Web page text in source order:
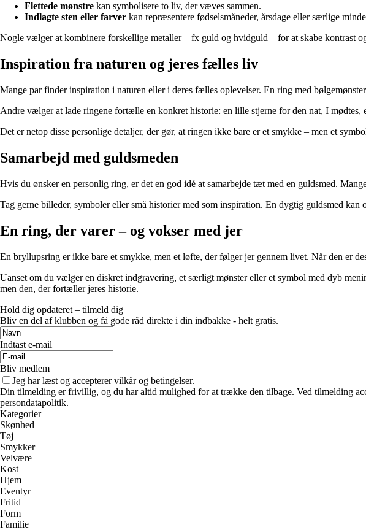
Flettede mønstre kan symbolisere to liv, der væves sammen.
Indlagte sten eller farver kan repræsentere fødselsmåneder, årsdage eller særlige
Nogle vælger at kombinere forskellige metaller – fx guld og hvidguld – for at skabe kontrast
Inspiration fra naturen og jeres fælles liv
Mange par finder inspiration i naturen eller i deres fælles oplevelser. En ring med
Andre vælger at lade ringene fortælle en konkret historie: en lille stjerne for den nat, I
Det er netop disse personlige detaljer, der gør, at ringen ikke bare er et smykke – men et
Samarbejd med guldsmeden
Hvis du ønsker en personlig ring, er det en god idé at samarbejde tæt med en guldsmed.
Tag gerne billeder, symboler eller små historier med som inspiration. En dygtig guldsmed
En ring, der varer – og vokser med jer
En bryllupsring er ikke bare et smykke, men et løfte, der følger jer gennem livet. Når den er
Uanset om du vælger en diskret indgravering, et særligt mønster eller et symbol med dyb
men den, der fortæller jeres historie.
Hold dig opdateret – tilmeld dig
Bliv en del af klubben og få gode råd direkte i din indbakke - helt gratis.
Indtast e-mail
Bliv medlem
Jeg har læst og accepterer vilkår og betingelser.
Din tilmelding er frivillig, og du har altid mulighed for at trække den tilbage. Ved tilmelding
persondatapolitik.
Kategorier
Skønhed
Tøj
Smykker
Velvære
Kost
Hjem
Eventyr
Fritid
Form
Familie